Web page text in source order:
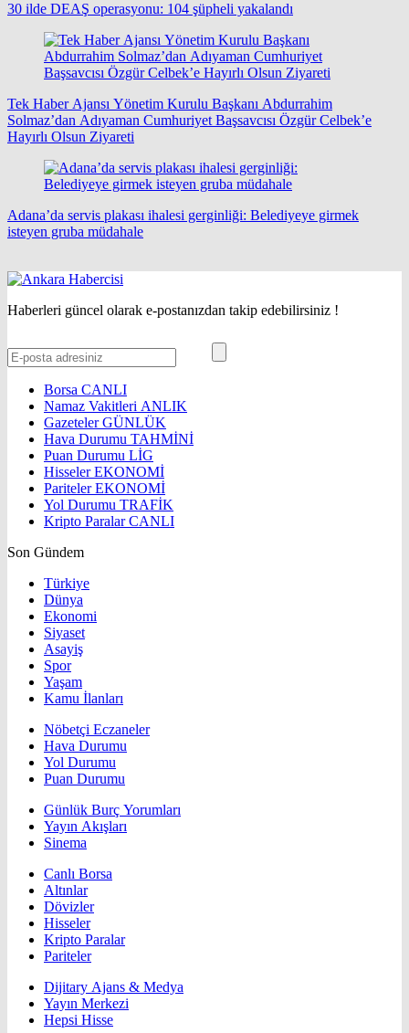
30 ilde DEAŞ operasyonu: 104 şüpheli yakalandı
Tek Haber Ajansı Yönetim Kurulu Başkanı Abdurrahim
Solmaz’dan Adıyaman Cumhuriyet Başsavcısı Özgür Celbek’e
Hayırlı Olsun Ziyareti
Adana’da servis plakası ihalesi gerginliği: Belediyeye girmek
isteyen gruba müdahale
Haberleri güncel olarak e-postanızdan takip edebilirsiniz !
Borsa CANLI
Namaz Vakitleri ANLIK
GazetelerGÜNLÜK
Hava Durumu TAHMİNİ
Puan Durumu LİG
HisselerEKONOMİ
ParitelerEKONOMİ
Yol Durumu TRAFİK
Kripto ParalarCANLI
Son Gündem
Türkiye
Dünya
Ekonomi
Siyaset
Asayiş
Spor
Yaşam
Kamu İlanları
Nöbetçi Eczaneler
Hava Durumu
Yol Durumu
Puan Durumu
Günlük Burç Yorumları
Yayın Akışları
Sinema
Canlı Borsa
Altınlar
Dövizler
Hisseler
Kripto Paralar
Pariteler
Dijitary Ajans & Medya
Yayın Merkezi
Hepsi Hisse